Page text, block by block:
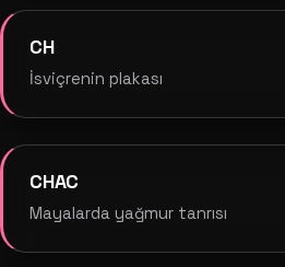
CH
İsviçrenin plakası
CHAC
Mayalarda yağmur tanrısı